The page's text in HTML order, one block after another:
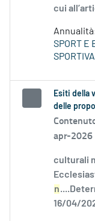
cui
SPORT E
SPORTIVA
Esiti della
delle
apr-2026
culturali
n
16/04/